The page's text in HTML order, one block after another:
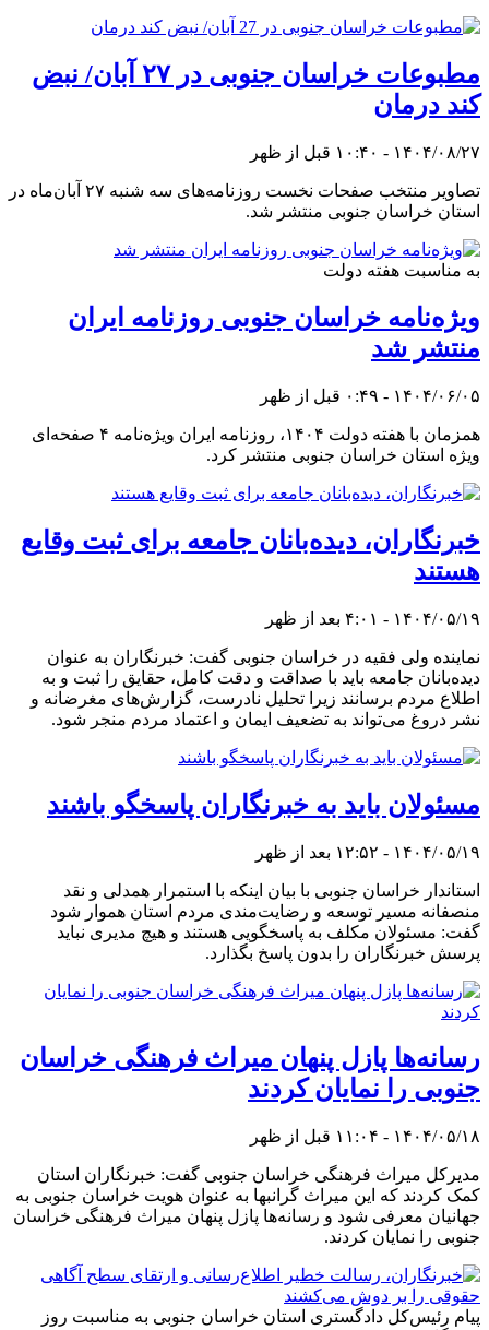
مطبوعات خراسان جنوبی در ۲۷ آبان‌/ نبض
کند درمان
۱۴۰۴/۰۸/۲۷ - ۱۰:۴۰ قبل از ظهر
تصاویر منتخب صفحات نخست روزنامه‌های سه شنبه ۲۷ آبان‌ماه در
استان خراسان جنوبی منتشر شد.
به مناسبت هفته دولت
ویژه‌نامه خراسان جنوبی روزنامه ایران
منتشر شد
۱۴۰۴/۰۶/۰۵ - ۰:۴۹ قبل از ظهر
همزمان با هفته دولت ۱۴۰۴، روزنامه ایران ویژه‌نامه‌ ۴ صفحه‌ای
ویژه استان خراسان جنوبی منتشر کرد.
خبرنگاران، دیده‌بانان جامعه برای ثبت وقایع
هستند
۱۴۰۴/۰۵/۱۹ - ۴:۰۱ بعد از ظهر
نماینده ولی فقیه در خراسان جنوبی گفت: خبرنگاران به عنوان
دیده‌بانان جامعه باید با صداقت و دقت کامل، حقایق را ثبت و به
اطلاع مردم برسانند زیرا تحلیل نادرست، گزارش‌های مغرضانه و
نشر دروغ می‌تواند به تضعیف ایمان و اعتماد مردم منجر شود.
مسئولان باید به خبرنگاران پاسخگو باشند
۱۴۰۴/۰۵/۱۹ - ۱۲:۵۲ بعد از ظهر
استاندار خراسان جنوبی با بیان اینکه با استمرار همدلی و نقد
منصفانه مسیر توسعه و رضایت‌مندی مردم استان هموار شود
گفت: مسئولان مکلف به پاسخگویی هستند و هیچ مدیری نباید
پرسش خبرنگاران را بدون پاسخ بگذارد.
رسانه‌ها پازل پنهان میراث فرهنگی خراسان
جنوبی را نمایان کردند
۱۴۰۴/۰۵/۱۸ - ۱۱:۰۴ قبل از ظهر
مدیرکل میراث فرهنگی خراسان جنوبی گفت: خبرنگاران استان
کمک کردند که این میراث گرانبها به عنوان هویت خراسان جنوبی به
جهانیان معرفی شود و رسانه‌ها پازل پنهان میراث فرهنگی خراسان
جنوبی را نمایان کردند.
پیام رئیس‌کل دادگستری استان خراسان جنوبی به مناسبت روز